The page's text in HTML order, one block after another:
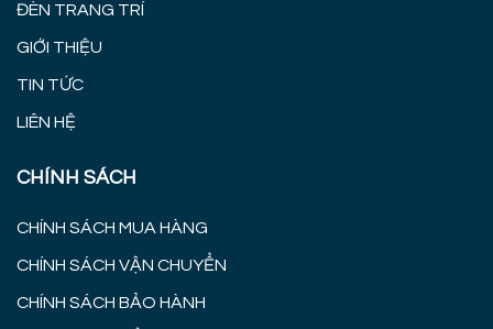
ĐÈN TRANG TRÍ
GIỚI THIỆU
TIN TỨC
LIÊN HỆ
CHÍNH SÁCH
CHÍNH SÁCH MUA HÀNG
CHÍNH SÁCH VẬN CHUYỂN
CHÍNH SÁCH BẢO HÀNH